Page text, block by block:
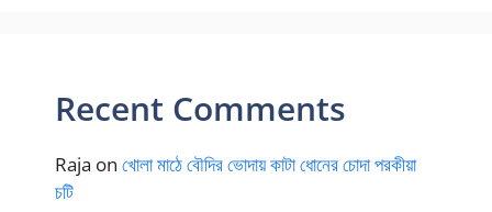
Recent Comments
Raja on খোলা মাঠে বৌদির ভোদায় কাটা ধোনের চোদা পরকীয়া
চটি